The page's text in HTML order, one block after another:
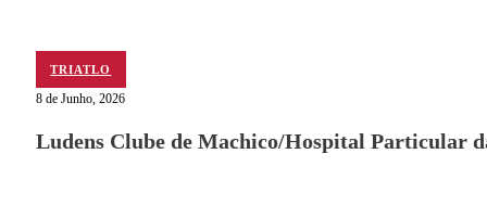
TRIATLO
8 de Junho, 2026
Ludens Clube de Machico/Hospital Particular